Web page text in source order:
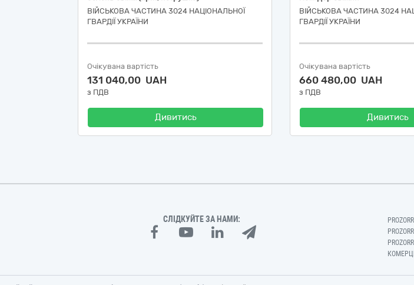
ВІЙСЬКОВА ЧАСТИНА 3024 НАЦІОНАЛЬНОЇ
ГВАРДІЇ УКРАЇНИ
Очікувана вартість
131 040,00 UAH
з ПДВ
Дивитись
ВІЙСЬКОВА ЧАСТИНА 3024
ГВАРДІЇ УКРАЇНИ
Очікувана вартість
660 480,00 UAH
з ПДВ
Дивитись
СЛІДКУЙТЕ ЗА НАМИ: